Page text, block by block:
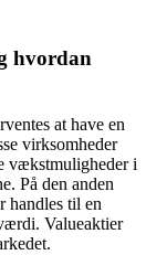
hvordan
at have en
virksomheder
vækstmuligheder i
På den anden
handles til en
Valueaktier